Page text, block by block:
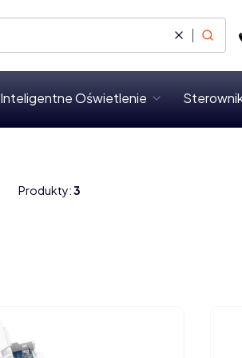
WyczyśćSzukaj
Inteligentne Oświetlenie
Produkty:3